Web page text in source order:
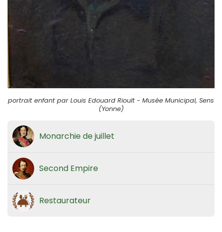
portrait enfant par Louis Edouard Rioult - Musée Municipal, Sens
(Yonne)
Monarchie de juillet
Second Empire
Restaurateur